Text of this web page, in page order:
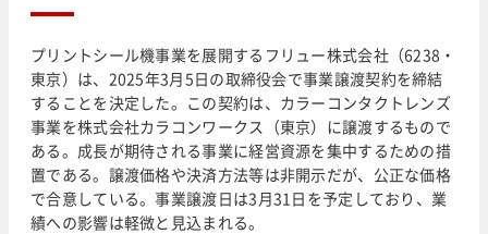
プリントシール機事業を展開するフリュー株式会社（6238・
東京）は、2025年3月5日の取締役会で事業譲渡契約を締結
することを決定した。この契約は、カラーコンタクトレンズ
事業を株式会社カラコンワークス（東京）に譲渡するもので
ある。成長が期待される事業に経営資源を集中するための措
置である。譲渡価格や決済方法等は非開示だが、公正な価格
で合意している。事業譲渡日は3月31日を予定しており、業
績への影響は軽微と見込まれる。